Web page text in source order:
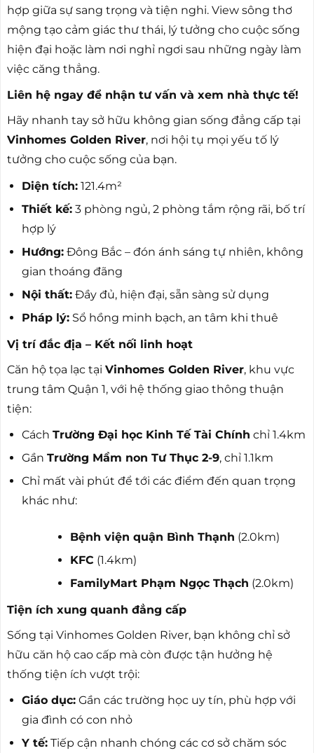
hợp giữa sự sang trọng và tiện nghi. View sông thơ
mộng tạo cảm giác thư thái, lý tưởng cho cuộc sống
hiện đại hoặc làm nơi nghỉ ngơi sau những ngày làm
việc căng thẳng.
Liên hệ ngay để nhận tư vấn và xem nhà thực tế!
Hãy nhanh tay sở hữu không gian sống đẳng cấp tại
Vinhomes Golden River, nơi hội tụ mọi yếu tố lý
tưởng cho cuộc sống của bạn.
Diện tích:121.4m²
Thiết kế:3 phòng ngủ, 2 phòng tắm rộng rãi, bố trí
hợp lý
Hướng:Đông Bắc – đón ánh sáng tự nhiên, không
gian thoáng đãng
Nội thất:Đầy đủ, hiện đại, sẵn sàng sử dụng
Pháp lý:Sổ hồng minh bạch, an tâm khi thuê
Vị trí đắc địa – Kết nối linh hoạt
Căn hộ tọa lạc tại Vinhomes Golden River, khu vực
trung tâm Quận 1, với hệ thống giao thông thuận
tiện:
Cách Trường Đại học Kinh Tế Tài Chính chỉ 1.4km
Gần Trường Mầm non Tư Thục 2-9, chỉ 1.1km
Chỉ mất vài phút để tới các điểm đến quan trọng
khác như:
Bệnh viện quận Bình Thạnh (2.0km)
KFC (1.4km)
FamilyMart Phạm Ngọc Thạch (2.0km)
Tiện ích xung quanh đẳng cấp
Sống tại Vinhomes Golden River, bạn không chỉ sở
hữu căn hộ cao cấp mà còn được tận hưởng hệ
thống tiện ích vượt trội:
Giáo dục:Gần các trường học uy tín, phù hợp với
gia đình có con nhỏ
Y tế:Tiếp cận nhanh chóng các cơ sở chăm sóc